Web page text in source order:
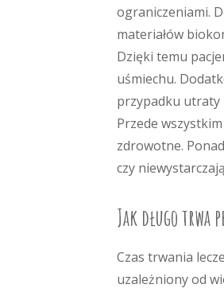
ograniczeniami.
materiałów
Dzięki temu
uśmiechu.
przypadku utraty
Przede
zdrowotne.
czy
Jak długo trwa
Czas trwania
uzależniony od